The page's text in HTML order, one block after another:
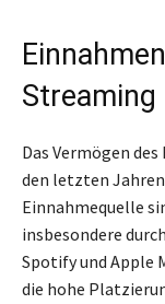
Streaming
Das Vermögen
den letzten
Einnahmequelle
insbesondere
Spotify und Apple
die hohe